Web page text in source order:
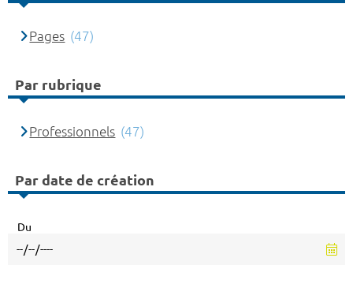
Pages (47)
Par rubrique
Professionnels (47)
Par date de création
Du